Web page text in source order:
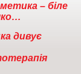
– біле
дивує